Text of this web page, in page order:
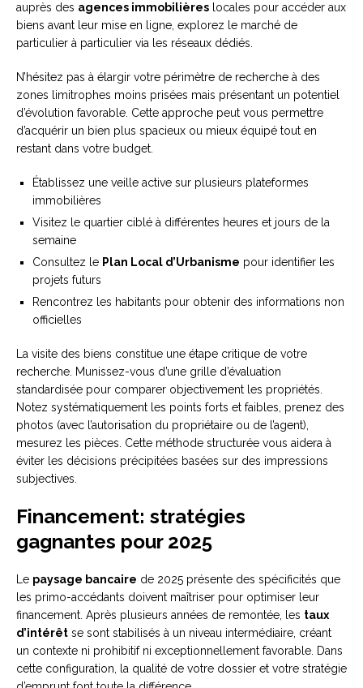
auprès des agences immobilières locales pour accéder aux
biens avant leur mise en ligne, explorez le marché de
particulier à particulier via les réseaux dédiés.
N’hésitez pas à élargir votre périmètre de recherche à des
zones limitrophes moins prisées mais présentant un potentiel
d’évolution favorable. Cette approche peut vous permettre
d’acquérir un bien plus spacieux ou mieux équipé tout en
restant dans votre budget.
Établissez une veille active sur plusieurs plateformes
immobilières
Visitez le quartier ciblé à différentes heures et jours de la
semaine
Consultez le Plan Local d’Urbanisme pour identifier les
projets futurs
Rencontrez les habitants pour obtenir des informations non
officielles
La visite des biens constitue une étape critique de votre
recherche. Munissez-vous d’une grille d’évaluation
standardisée pour comparer objectivement les propriétés.
Notez systématiquement les points forts et faibles, prenez des
photos (avec l’autorisation du propriétaire ou de l’agent),
mesurez les pièces. Cette méthode structurée vous aidera à
éviter les décisions précipitées basées sur des impressions
subjectives.
Financement: stratégies
gagnantes pour 2025
Le paysage bancaire de 2025 présente des spécificités que
les primo-accédants doivent maîtriser pour optimiser leur
financement. Après plusieurs années de remontée, les taux
d’intérêt se sont stabilisés à un niveau intermédiaire, créant
un contexte ni prohibitif ni exceptionnellement favorable. Dans
cette configuration, la qualité de votre dossier et votre stratégie